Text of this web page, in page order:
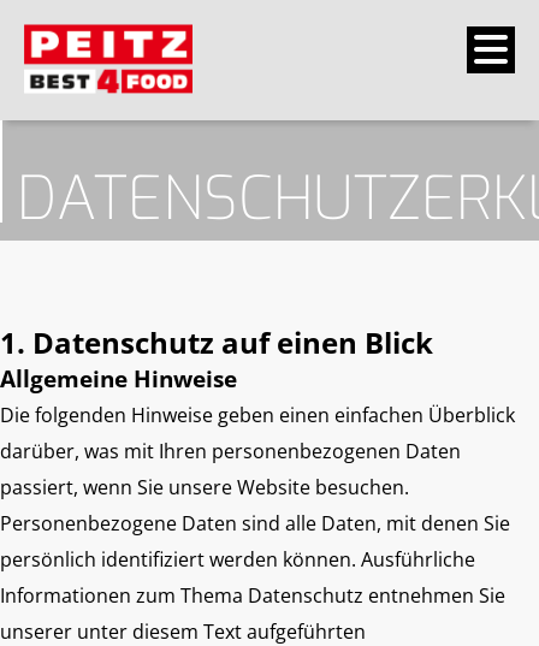
1. Datenschutz auf einen Blick
Allgemeine Hinweise
Die folgenden Hinweise geben einen einfachen Überblick
darüber, was mit Ihren personenbezogenen Daten
passiert, wenn Sie unsere Website besuchen.
Personenbezogene Daten sind alle Daten, mit denen Sie
persönlich identifiziert werden können. Ausführliche
Informationen zum Thema Datenschutz entnehmen Sie
unserer unter diesem Text aufgeführten